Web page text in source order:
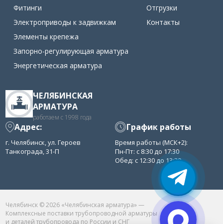
Фитинги
Электроприводы к задвижкам
Элементы крепежа
Запорно-регулирующая арматура
Энергетическая арматура
Отгрузки
Контакты
ЧЕЛЯБИНСКАЯ
АРМАТУРА
работаем с 1998 года
Адрес:
г. Челябинск, ул. Героев
Танкограда, 31-П
График работы
Время работы (МСК+2):
Пн-Пт: с 8:30 до 17:30
Обед: с 12:30 до 13:30
Челябинск © 2026 «Челябинская арматура» —
Комплексные поставки трубопроводной арматуры
и деталей трубопровода по России и СНГ